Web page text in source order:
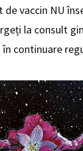
vaccin NU
la consult
în continuare